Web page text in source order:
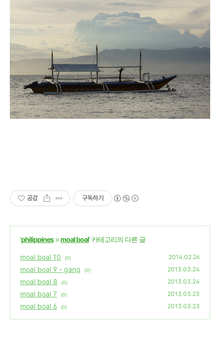
공감 구독하기
'philippines>moal boal' 카테고리의 다른 글
moal boal 10 (0) 2014.02.26
moal boal 9 - gang (0) 2013.03.24
moal boal 8 (0) 2013.03.24
moal boal 7 (0) 2013.03.23
moal boal 6 (0) 2013.03.23